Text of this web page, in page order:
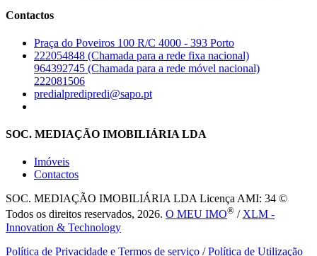
Contactos
Praça do Poveiros 100 R/C 4000 - 393 Porto
222054848 (Chamada para a rede fixa nacional)
964392745 (Chamada para a rede móvel nacional)
222081506
predialpredipredi@sapo.pt
SOC. MEDIAÇÃO IMOBILIÁRIA LDA
Imóveis
Contactos
SOC. MEDIAÇÃO IMOBILIÁRIA LDA Licença AMI: 34 ©
Todos os direitos reservados, 2026. O MEU IMO® /XLM -
Innovation & Technology
Política de Privacidade e Termos de serviço /Política de Utilização